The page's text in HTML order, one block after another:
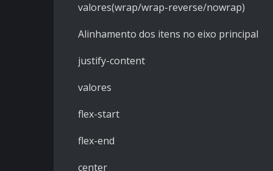
valores(wrap/wrap-reverse/nowrap)
Alinhamento dos itens no eixo principal
justify-content
valores
flex-start
flex-end
center